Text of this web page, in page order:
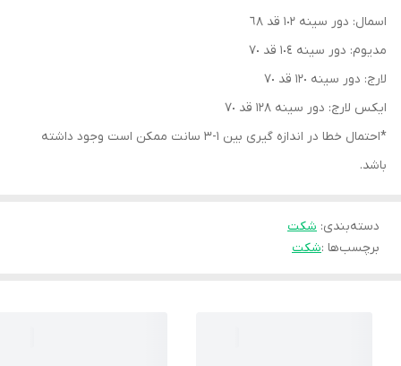
اسمال: دور سينه ١٠٢ قد ٦٨
مديوم: دور سينه ١٠٤ قد ٧٠
لارج: دور سينه ١٢٠ قد ٧٠
ايكس لارج: دور سينه ١٢٨ قد ٧٠
*احتمال خطا در اندازه گيرى بين ١-٣ سانت ممكن است وجود داشته
باشد.
دسته‌بندی: شكت
برچسب‌ها :شکت